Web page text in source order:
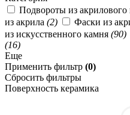
Подвороты из акрилового
из акрила (2) Фаски из
из искусственного камня (90)
(16)
Еще
Применить фильтр (0)
Сбросить фильтры
Поверхность керамика